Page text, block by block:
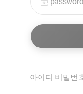
아이디 비밀번